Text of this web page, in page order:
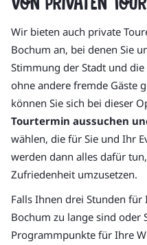
Wir bieten auch private
Bochum an, bei denen Sie
Stimmung der Stadt und
ohne andere fremde Gäste
können Sie sich bei dieser
Tourtermin aussuchen
wählen, die für Sie und Ihr
werden dann alles dafür
Zufriedenheit umzusetzen.
Falls Ihnen drei Stunden
Bochum zu lange sind oder
Programmpunkte für Ihre